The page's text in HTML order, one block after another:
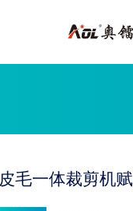
皮毛一体裁剪机